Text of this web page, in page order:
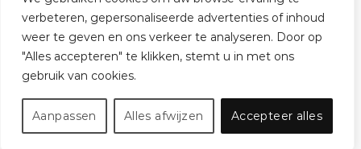
verbeteren, gepersonaliseerde advertenties of inhoud
weer te geven en ons verkeer te analyseren. Door op
"Alles accepteren" te klikken, stemt u in met ons
gebruik van cookies.
Aanpassen Alles afwijzen Accepteer alles
Klantenservice Cookies Privacybeleid Disclaimer
© 2026 -